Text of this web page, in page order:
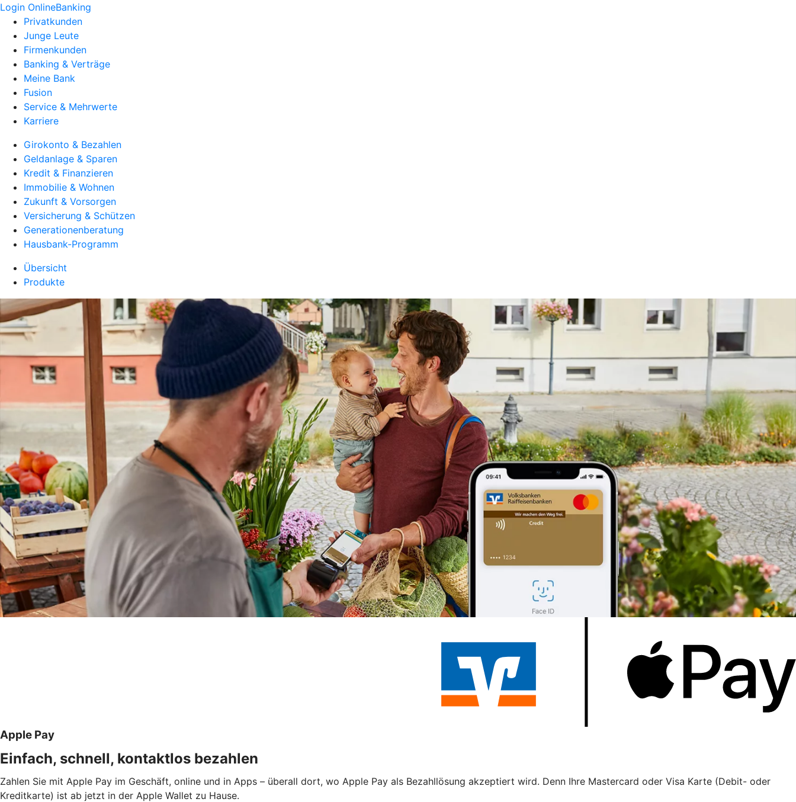
Login OnlineBanking
Privatkunden
Junge Leute
Firmenkunden
Banking & Verträge
Meine Bank
Fusion
Service & Mehrwerte
Karriere
Girokonto & Bezahlen
Geldanlage & Sparen
Kredit & Finanzieren
Immobilie & Wohnen
Zukunft & Vorsorgen
Versicherung & Schützen
Generationenberatung
Hausbank-Programm
Übersicht
Produkte
Apple Pay
Einfach, schnell, kontaktlos bezahlen
Zahlen Sie mit Apple Pay im Geschäft, online und in Apps – überall dort, wo Apple Pay als Bezahllösung akzeptiert wird. Denn Ihre Mastercard oder Visa Karte (Debit- oder
Kreditkarte) ist ab jetzt in der Apple Wallet zu Hause.